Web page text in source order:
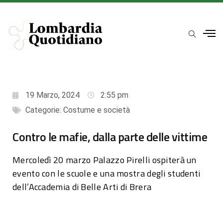
19 Marzo, 2024
2:55 pm
Categorie: Costume e società
Contro le mafie, dalla parte delle vittime
Mercoledì 20 marzo Palazzo Pirelli ospiterà un
evento con le scuole e una mostra degli studenti
dell’Accademia di Belle Arti di Brera